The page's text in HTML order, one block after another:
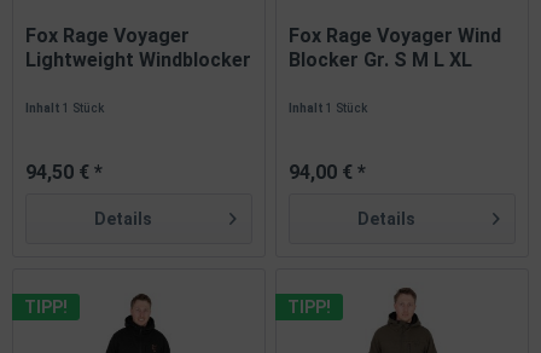
Fox Rage Voyager
Lightweight Windblocker
Inhalt1 Stück
94,50 € *
Details
Fox Rage Voyager Wind
Blocker Gr. S M L XL
Inhalt1 Stück
94,00 € *
Details
TIPP! TIPP!